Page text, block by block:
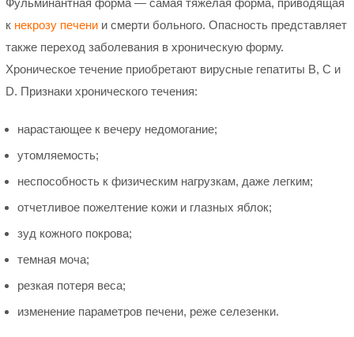
к некрозу печени и смерти больного. Опасность представляет
также переход заболевания в хроническую форму.
Хроническое течение приобретают вирусные гепатиты B, C и
D. Признаки хронического течения:
нарастающее к вечеру недомогание;
утомляемость;
неспособность к физическим нагрузкам, даже легким;
отчетливое пожелтение кожи и глазных яблок;
зуд кожного покрова;
темная моча;
резкая потеря веса;
изменение параметров печени, реже селезенки.